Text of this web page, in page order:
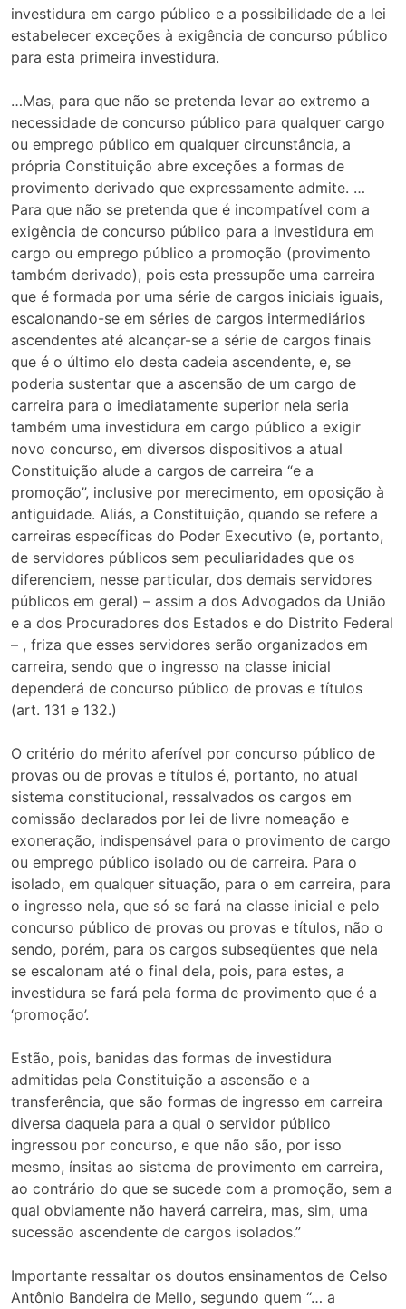
investidura em cargo público e a possibilidade de a lei
estabelecer exceções à exigência de concurso público
para esta primeira investidura.
…Mas, para que não se pretenda levar ao extremo a
necessidade de concurso público para qualquer cargo
ou emprego público em qualquer circunstância, a
própria Constituição abre exceções a formas de
provimento derivado que expressamente admite. …
Para que não se pretenda que é incompatível com a
exigência de concurso público para a investidura em
cargo ou emprego público a promoção (provimento
também derivado), pois esta pressupõe uma carreira
que é formada por uma série de cargos iniciais iguais,
escalonando-se em séries de cargos intermediários
ascendentes até alcançar-se a série de cargos finais
que é o último elo desta cadeia ascendente, e, se
poderia sustentar que a ascensão de um cargo de
carreira para o imediatamente superior nela seria
também uma investidura em cargo público a exigir
novo concurso, em diversos dispositivos a atual
Constituição alude a cargos de carreira “e a
promoção”, inclusive por merecimento, em oposição à
antiguidade. Aliás, a Constituição, quando se refere a
carreiras específicas do Poder Executivo (e, portanto,
de servidores públicos sem peculiaridades que os
diferenciem, nesse particular, dos demais servidores
públicos em geral) – assim a dos Advogados da União
e a dos Procuradores dos Estados e do Distrito Federal
– , friza que esses servidores serão organizados em
carreira, sendo que o ingresso na classe inicial
dependerá de concurso público de provas e títulos
(art. 131 e 132.)
O critério do mérito aferível por concurso público de
provas ou de provas e títulos é, portanto, no atual
sistema constitucional, ressalvados os cargos em
comissão declarados por lei de livre nomeação e
exoneração, indispensável para o provimento de cargo
ou emprego público isolado ou de carreira. Para o
isolado, em qualquer situação, para o em carreira, para
o ingresso nela, que só se fará na classe inicial e pelo
concurso público de provas ou provas e títulos, não o
sendo, porém, para os cargos subseqüentes que nela
se escalonam até o final dela, pois, para estes, a
investidura se fará pela forma de provimento que é a
‘promoção’.
Estão, pois, banidas das formas de investidura
admitidas pela Constituição a ascensão e a
transferência, que são formas de ingresso em carreira
diversa daquela para a qual o servidor público
ingressou por concurso, e que não são, por isso
mesmo, ínsitas ao sistema de provimento em carreira,
ao contrário do que se sucede com a promoção, sem a
qual obviamente não haverá carreira, mas, sim, uma
sucessão ascendente de cargos isolados.”
Importante ressaltar os doutos ensinamentos de Celso
Antônio Bandeira de Mello, segundo quem “… a